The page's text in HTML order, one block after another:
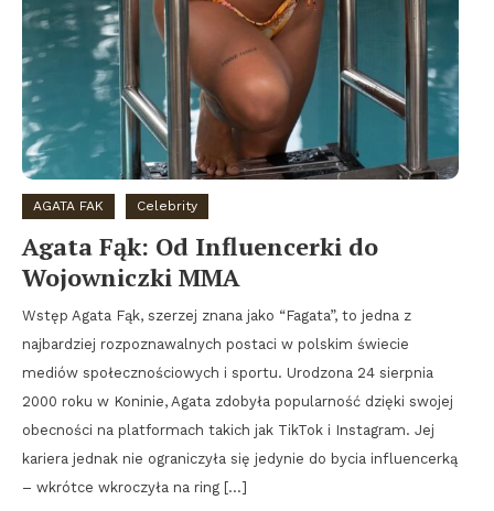
AGATA FAK Celebrity
Agata Fąk: Od Influencerki do
Wojowniczki MMA
Wstęp Agata Fąk, szerzej znana jako “Fagata”, to jedna z
najbardziej rozpoznawalnych postaci w polskim świecie
mediów społecznościowych i sportu. Urodzona 24 sierpnia
2000 roku w Koninie, Agata zdobyła popularność dzięki swojej
obecności na platformach takich jak TikTok i Instagram. Jej
kariera jednak nie ograniczyła się jedynie do bycia influencerką
– wkrótce wkroczyła na ring […]